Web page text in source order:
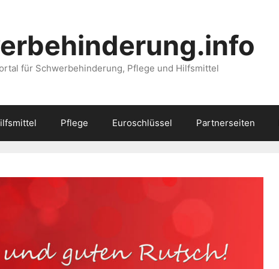
für Schwerbehinderung, Pflege und Hilfsmittel
Pflege Euroschlüssel Partnerseiten